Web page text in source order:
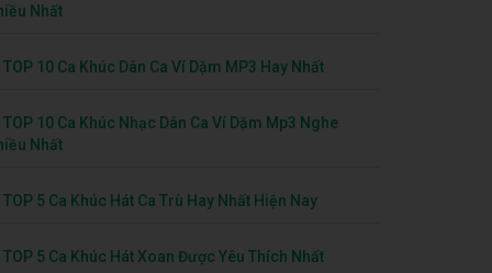
Nhất
TOP 10 Ca Khúc Dân Ca Ví Dặm MP3 Hay Nhất
TOP 10 Ca Khúc Nhạc Dân Ca Ví Dặm Mp3 Nghe
Nhất
TOP 5 Ca Khúc Hát Ca Trù Hay Nhất Hiện Nay
TOP 5 Ca Khúc Hát Xoan Được Yêu Thích Nhất